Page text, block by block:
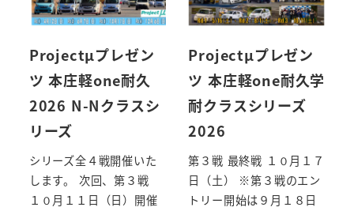
Projectμプレゼン
ツ 本庄軽one耐久
2026 N-Nクラスシ
リーズ
シリーズ全４戦開催いた
します。 次回、第３戦
１０月１１日（日）開催
Projectμプレゼン
ツ 本庄軽one耐久学
耐クラスシリーズ
2026
第３戦 最終戦 １０月１７
日（土） ※第３戦のエン
トリー開始は９月１８日